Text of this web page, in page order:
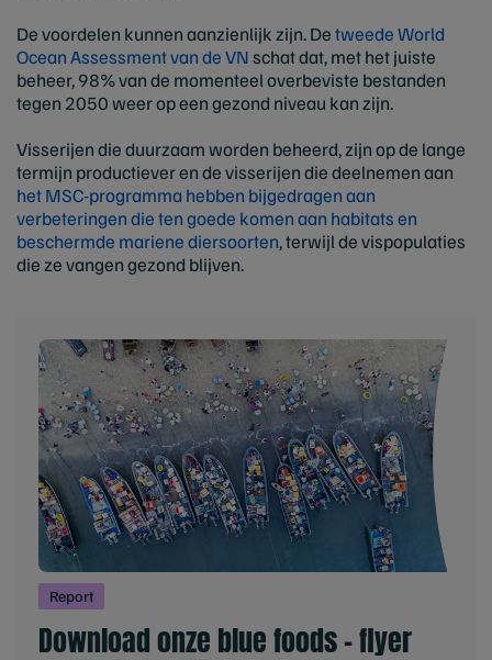
De voordelen kunnen aanzienlijk zijn. Detweede World
Ocean Assessment van de VNschat dat, met het juiste
beheer, 98% van de momenteel overbeviste bestanden
tegen 2050 weer op een gezond niveau kan zijn.
Visserijen die duurzaam worden beheerd, zijn op de lange
termijn productiever en de visserijen die deelnemen aan
het MSC-programma hebben bijgedragen aan
verbeteringen die ten goede komen aan habitats en
beschermde mariene diersoorten, terwijl de vispopulaties
die ze vangen gezond blijven.
Report
Download onze blue foods - flyer